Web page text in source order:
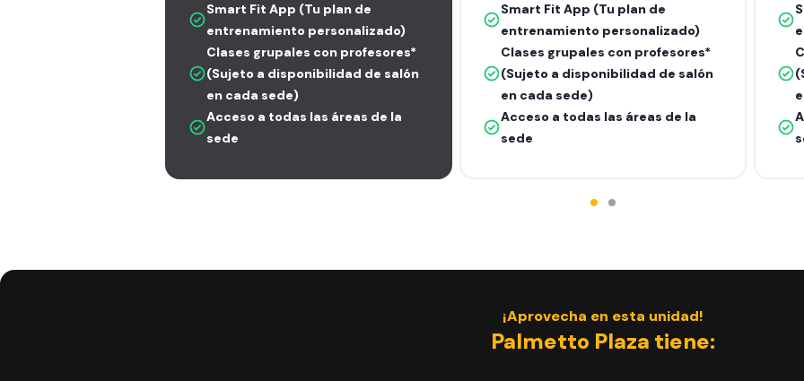
Smart Fit App (Tu plan de
entrenamiento personalizado)
Clases grupales con profesores*
(Sujeto a disponibilidad de salón
en cada sede)
Acceso a todas las áreas de la
sede
Smart Fit App (Tu plan de
entrenamiento personalizado)
Clases grupales con profesores*
(Sujeto a disponibilidad de salón
en cada sede)
Acceso a todas las áreas de la
sede
¡Aprovecha en esta unidad!
Palmetto Plaza tiene: